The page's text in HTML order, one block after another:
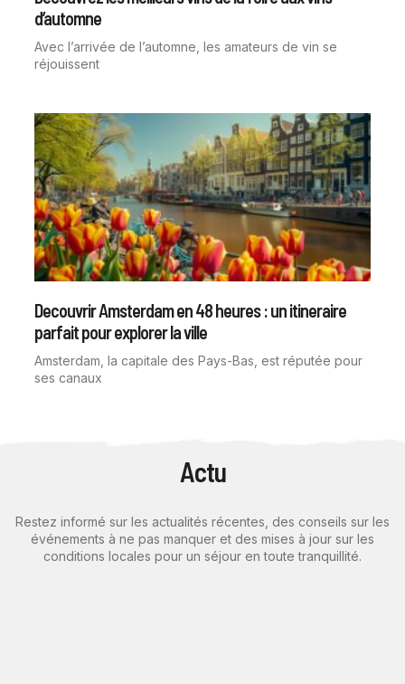
d’automne
Avec l’arrivée de l’automne, les amateurs de vin se
réjouissent
Decouvrir Amsterdam en 48 heures : un itineraire
parfait pour explorer la ville
Amsterdam, la capitale des Pays-Bas, est réputée pour
ses canaux
Actu
Restez informé sur les actualités récentes, des conseils sur les
événements à ne pas manquer et des mises à jour sur les
conditions locales pour un séjour en toute tranquillité.